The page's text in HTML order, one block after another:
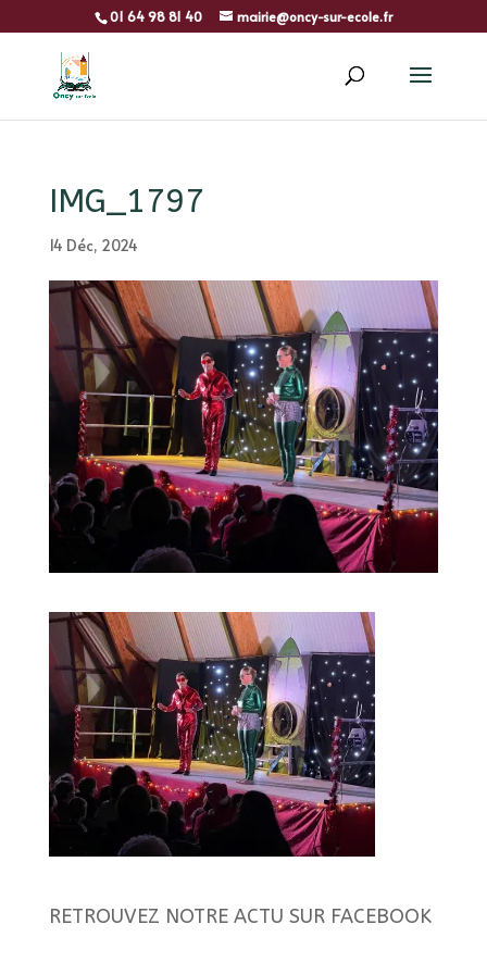
01 64 98 81 40 mairie@oncy-sur-ecole.fr
IMG_1797
14 Déc, 2024
RETROUVEZ NOTRE ACTU SUR FACEBOOK